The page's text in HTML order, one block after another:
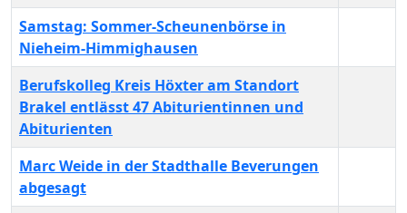
Samstag: Sommer-Scheunenbörse in
Nieheim-Himmighausen
Berufskolleg Kreis Höxter am Standort
Brakel entlässt 47 Abiturientinnen und
Abiturienten
Marc Weide in der Stadthalle Beverungen
abgesagt